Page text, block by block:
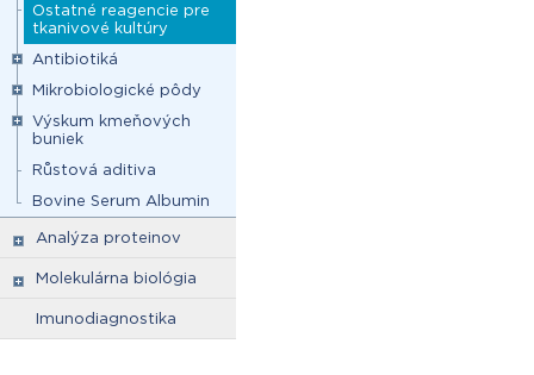
Ostatné reagencie pre
tkanivové kultúry
Antibiotiká
Mikrobiologické pôdy
Výskum kmeňových
buniek
Růstová aditiva
Bovine Serum Albumin
Analýza proteinov
Molekulárna biológia
Imunodiagnostika